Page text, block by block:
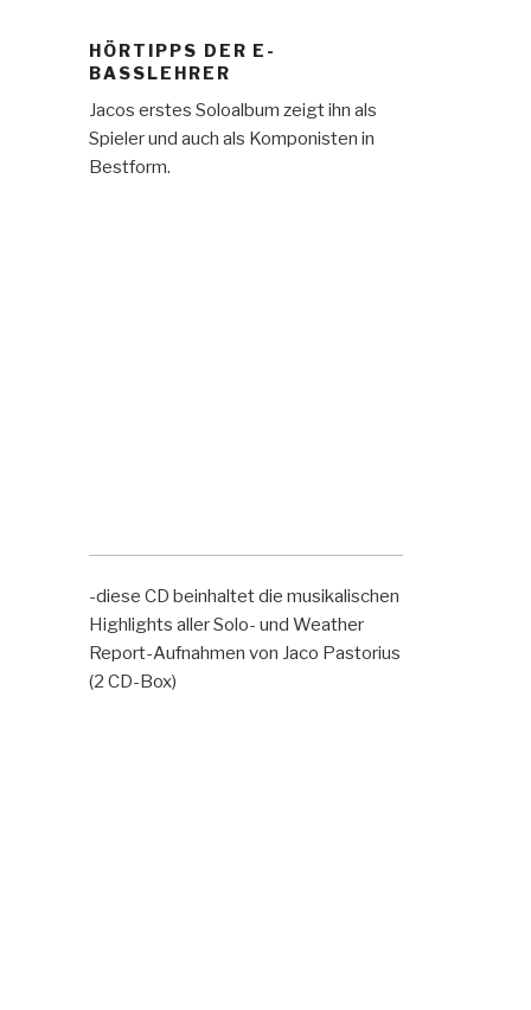
HÖRTIPPS DER E-
BASSLEHRER
Jacos erstes Soloalbum zeigt ihn als
Spieler und auch als Komponisten in
Bestform.
-diese CD beinhaltet die musikalischen
Highlights aller Solo- und Weather
Report-Aufnahmen von Jaco Pastorius
(2 CD-Box)